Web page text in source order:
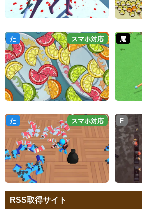
た スマホ対応 庵
た スマホ対応 F
RSS取得サイト